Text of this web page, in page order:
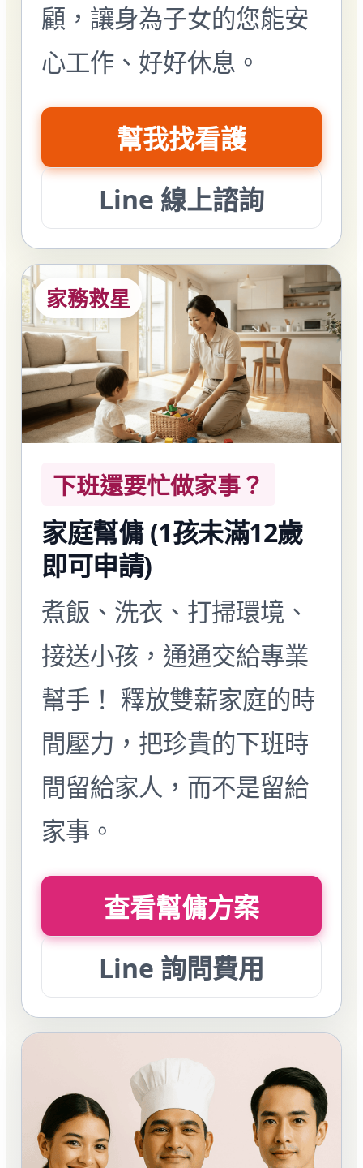
顧，讓身為子女的您能安
心工作、好好休息。
幫我找看護
Line 線上諮詢
家務救星
下班還要忙做家事？
家庭幫傭 (1孩未滿12歲
即可申請)
煮飯、洗衣、打掃環境、
接送小孩，通通交給專業
幫手！ 釋放雙薪家庭的時
間壓力，把珍貴的下班時
間留給家人，而不是留給
家事。
查看幫傭方案
Line 詢問費用